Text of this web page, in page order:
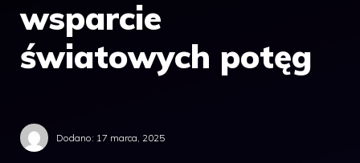
wsparcie
światowych potęg
Dodano: 17 marca, 2025